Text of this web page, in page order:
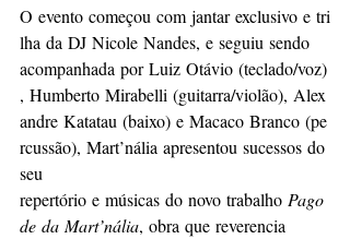
O evento começou com jantar exclusivo e tri
lha da DJ Nicole Nandes, e seguiu sendo
acompanhada por Luiz Otávio (teclado/voz)
, Humberto Mirabelli (guitarra/violão), Alex
andre Katatau (baixo) e Macaco Branco (pe
rcussão), Mart’nália apresentou sucessos do
seu
repertório e músicas do novo trabalho Pago
de da Mart’nália, obra que reverencia